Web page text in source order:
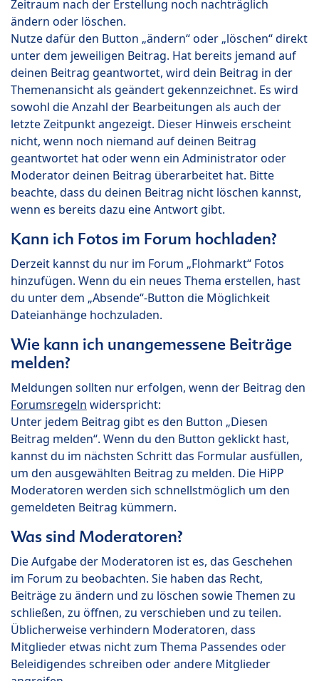
Zeitraum nach der Erstellung noch nachträglich
ändern oder löschen.
Nutze dafür den Button „ändern“ oder „löschen“ direkt
unter dem jeweiligen Beitrag. Hat bereits jemand auf
deinen Beitrag geantwortet, wird dein Beitrag in der
Themenansicht als geändert gekennzeichnet. Es wird
sowohl die Anzahl der Bearbeitungen als auch der
letzte Zeitpunkt angezeigt. Dieser Hinweis erscheint
nicht, wenn noch niemand auf deinen Beitrag
geantwortet hat oder wenn ein Administrator oder
Moderator deinen Beitrag überarbeitet hat. Bitte
beachte, dass du deinen Beitrag nicht löschen kannst,
wenn es bereits dazu eine Antwort gibt.
Kann ich Fotos im Forum hochladen?
Derzeit kannst du nur im Forum „Flohmarkt“ Fotos
hinzufügen. Wenn du ein neues Thema erstellen, hast
du unter dem „Absende“-Button die Möglichkeit
Dateianhänge hochzuladen.
Wie kann ich unangemessene Beiträge
melden?
Meldungen sollten nur erfolgen, wenn der Beitrag den
Forumsregeln widerspricht:
Unter jedem Beitrag gibt es den Button „Diesen
Beitrag melden“. Wenn du den Button geklickt hast,
kannst du im nächsten Schritt das Formular ausfüllen,
um den ausgewählten Beitrag zu melden. Die HiPP
Moderatoren werden sich schnellstmöglich um den
gemeldeten Beitrag kümmern.
Was sind Moderatoren?
Die Aufgabe der Moderatoren ist es, das Geschehen
im Forum zu beobachten. Sie haben das Recht,
Beiträge zu ändern und zu löschen sowie Themen zu
schließen, zu öffnen, zu verschieben und zu teilen.
Üblicherweise verhindern Moderatoren, dass
Mitglieder etwas nicht zum Thema Passendes oder
Beleidigendes schreiben oder andere Mitglieder